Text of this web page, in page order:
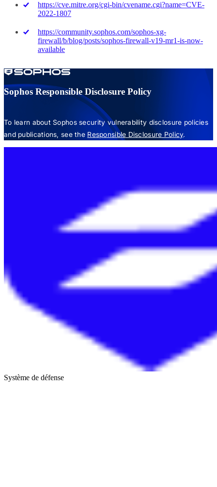
https://cve.mitre.org/cgi-bin/cvename.cgi?name=CVE-
2022-1807
https://community.sophos.com/sophos-xg-
firewall/b/blog/posts/sophos-firewall-v19-mr1-is-now-
available
Sophos Responsible Disclosure Policy
To learn about Sophos security vulnerability disclosure policies
and publications, see the Responsible Disclosure Policy.
Système de défense